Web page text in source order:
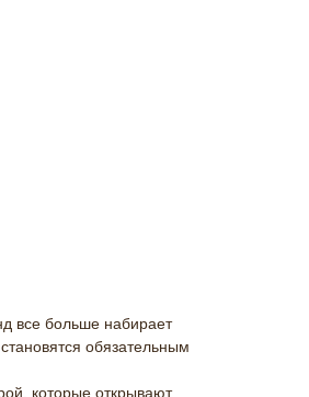
все больше набирает
обязательным
которые открывают